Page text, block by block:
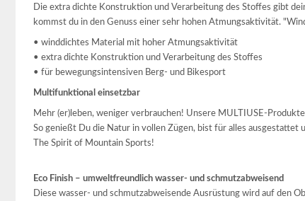
Die extra dichte Konstruktion und Verarbeitung des Stoffes gibt
kommst du in den Genuss einer sehr hohen Atmungsaktivität.
• winddichtes Material mit hoher Atmungsaktivität
• extra dichte Konstruktion und Verarbeitung des Stoffes
• für bewegungsintensiven Berg- und Bikesport
Multifunktional einsetzbar
Mehr (er)leben, weniger verbrauchen! Unsere MULTIUSE-
So genießt Du die Natur in vollen Zügen, bist für alles
The Spirit of Mountain Sports!
Eco Finish – umweltfreundlich wasser- und schmutzabweisend
Diese wasser- und schmutzabweisende Ausrüstung wird auf den